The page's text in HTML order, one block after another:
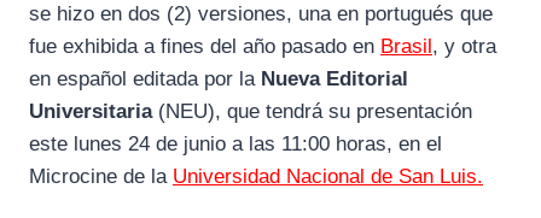
e
b
o
o
k
e
g
a
m
t
s
p
p
se hizo en dos (2) versiones, una en portugués que
fue exhibida a fines del año pasado en Brasil, y otra
en español editada por la Nueva Editorial
Universitaria(NEU), que tendrá su presentación
este lunes 24 de junio a las 11:00 horas, en el
Microcine de la Universidad Nacional de San Luis.